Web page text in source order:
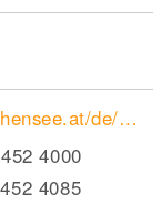
www.zauchensee.at/de/sommer/meistercup-alpentiere.html
4000
4085